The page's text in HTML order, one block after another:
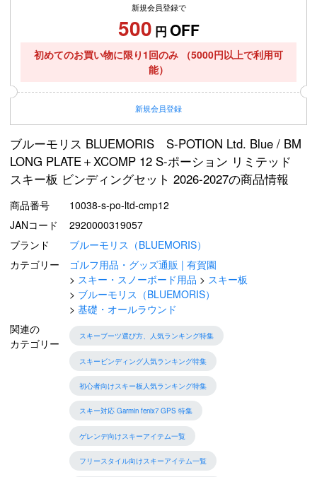
新規会員登録で
500 円 OFF
初めてのお買い物に限り1回のみ
（5000円以上で利用可
能）
新規会員登録
ブルーモリス BLUEMORIS S-POTION Ltd. Blue / BM
LONG PLATE＋XCOMP 12 S-ポーション リミテッド
スキー板 ビンディングセット 2026-2027の商品情報
商品番号
10038-s-po-ltd-cmp12
JANコード
2920000319057
ブランド
ブルーモリス（BLUEMORIS）
カテゴリー
ゴルフ用品・グッズ通販 | 有賀園
スキー・スノーボード用品
スキー板
ブルーモリス（BLUEMORIS）
基礎・オールラウンド
関連の
カテゴリー
スキーブーツ選び方、人気ランキング特集
スキービンディング人気ランキング特集
初心者向けスキー板人気ランキング特集
スキー対応 Garmin fenix7 GPS 特集
ゲレンデ向けスキーアイテム一覧
フリースタイル向けスキーアイテム一覧